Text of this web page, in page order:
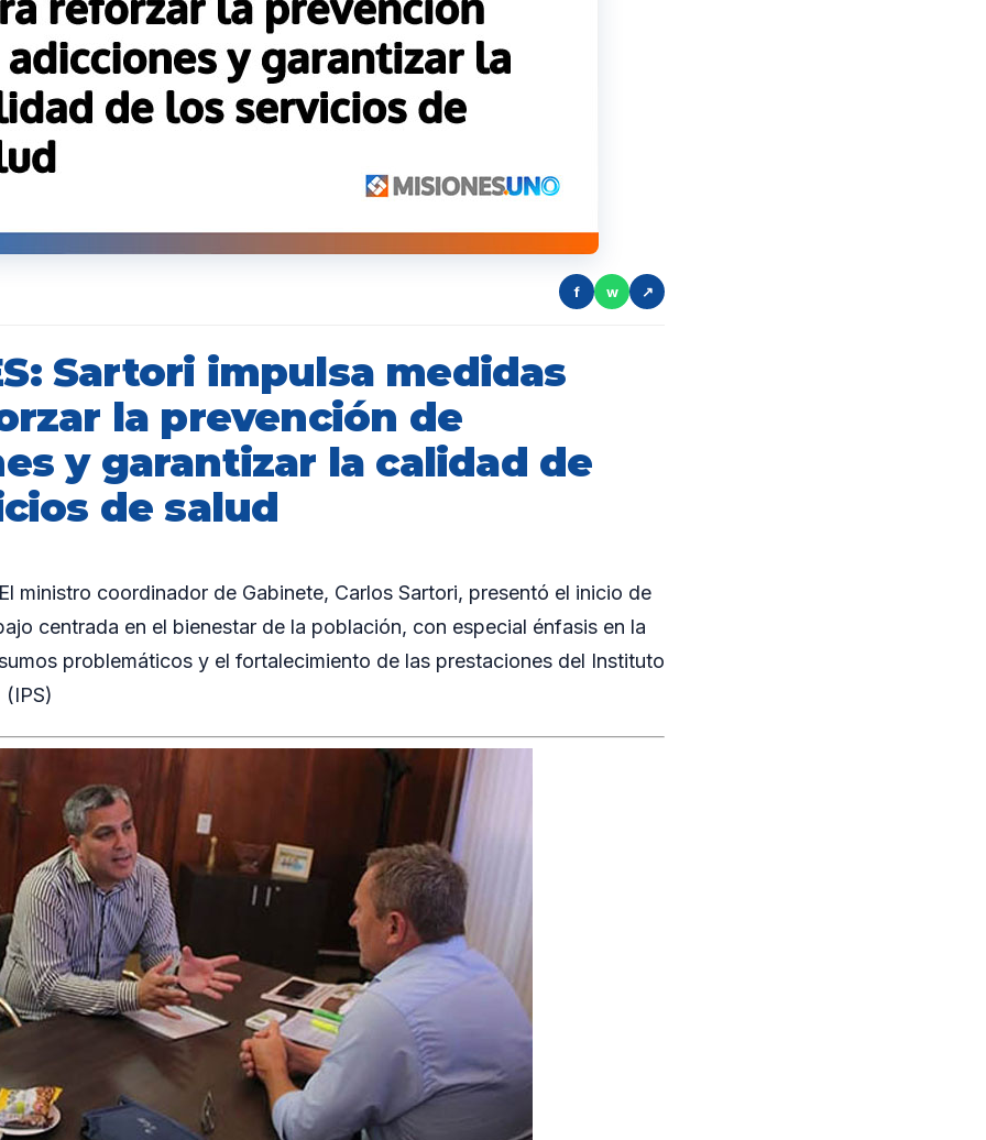
f w ↗
Sartori impulsa medidas
la prevención de
y garantizar la calidad de
de salud
ministro coordinador de Gabinete, Carlos Sartori, presentó el inicio de
centrada en el bienestar de la población, con especial énfasis en la
problemáticos y el fortalecimiento de las prestaciones del Instituto
(IPS)